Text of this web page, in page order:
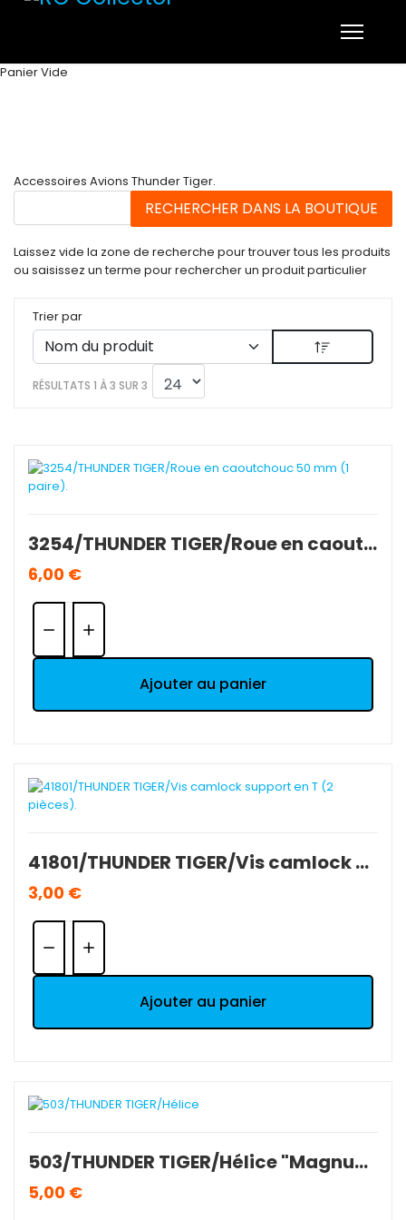
Panier Vide
Accessoires Avions Thunder Tiger.
Laissez vide la zone de recherche pour trouver tous les produits
ou saisissez un terme pour rechercher un produit particulier
Trier par
RÉSULTATS 1 À 3 SUR 3
3254/THUNDER TIGER/Roue en caoutchouc 50 mm (1 paire).
6,00 €
Quantité:
Ajouter au panier
41801/THUNDER TIGER/Vis camlock support en T (2 pièces).
3,00 €
Quantité:
Ajouter au panier
503/THUNDER TIGER/Hélice "Magnum" 8 x 4.50 - 20.3x11.4 (x 1).
5,00 €